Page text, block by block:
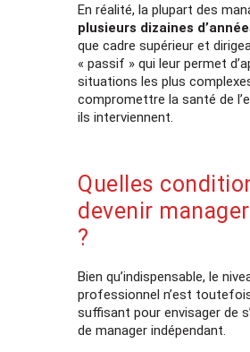
En réalité, la plupart des
plusieurs dizaines
que cadre supérieur et
« passif » qui leur permet
situations les plus
compromettre la santé de
ils interviennent.
Quelles
devenir
?
Bien qu’indispensable, le
professionnel n’est
suffisant pour envisager de
de manager indépendant.